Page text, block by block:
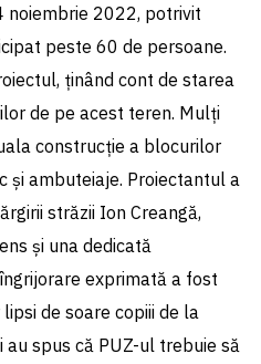
noiembrie 2022, potrivit
peste 60 de persoane.
ținând cont de starea
de pe acest teren. Mulți
construcție a blocurilor
și ambuteiaje. Proiectantul a
străzii Ion Creangă,
și una dedicată
exprimată a fost
de soare copiii de la
au spus că PUZ-ul trebuie să